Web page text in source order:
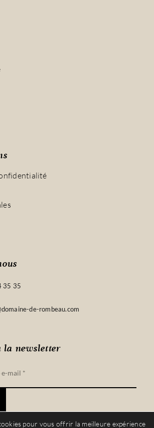
la newsletter
35 35
de-rombeau.com
pour vous offrir la meilleure expérience